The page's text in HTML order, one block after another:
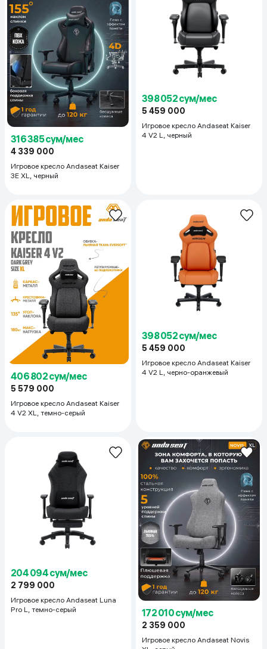
316 385 сум/мес
4 339 000
Игровое кресло Andaseat Kaiser
3E XL, черный
398 052 сум/мес
5 459 000
Игровое кресло Andaseat Kaiser
4 V2 L, черный
406 802 сум/мес
5 579 000
Игровое кресло Andaseat Kaiser
4 V2 XL, темно-серый
398 052 сум/мес
5 459 000
Игровое кресло Andaseat Kaiser
4 V2 L, черно-оранжевый
204 094 сум/мес
2 799 000
Игровое кресло Andaseat Luna
Pro L, темно-серый
172 010 сум/мес
2 359 000
Игровое кресло Andaseat Novis